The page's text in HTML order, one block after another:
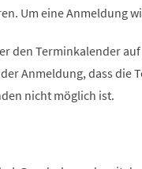
Um eine Anmeldung
den Terminkalender
Anmeldung, dass die
nicht möglich ist.